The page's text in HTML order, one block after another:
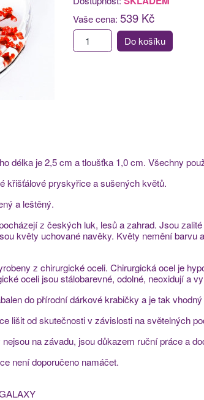
Vaše cena: 539 Kč
Do košíku
délka je 2,5 cm a tloušťka 1,0 cm. Všechny
křišťálové pryskyřice a sušených květů.
a leštěný.
z českých luk, lesů a zahrad. Jsou
květy uchované navěky. Květy nemění
z chirurgické oceli. Chirurgická ocel je
oceli jsou stálobarevné, odolné, neoxidují a
do přírodní dárkové krabičky a je tak
lišit od skutečnosti v závislosti na světelných
na závadu, jsou důkazem ruční práce a
není doporučeno namáčet.